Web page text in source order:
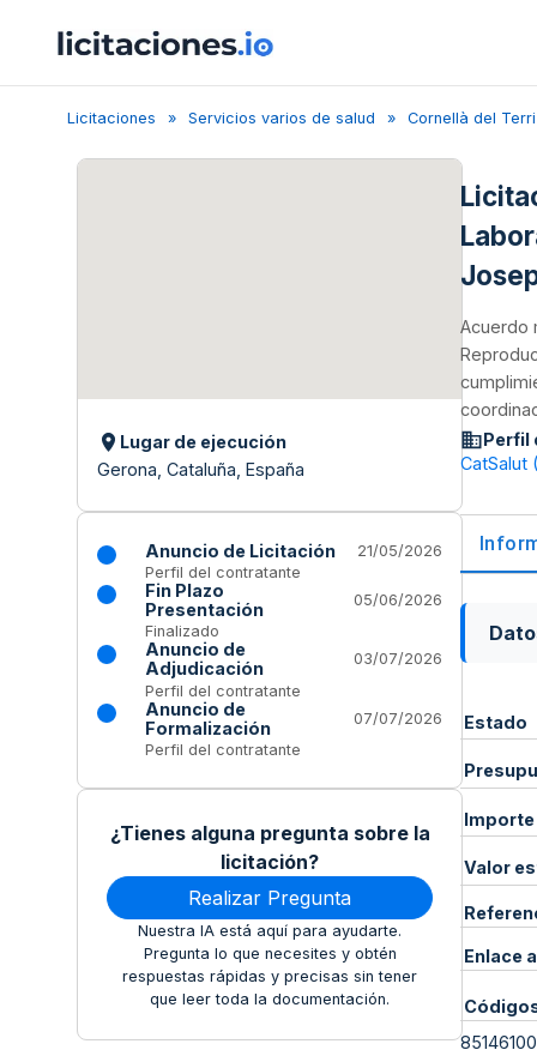
Licitaciones Servicios varios de salud Cornellà del Terri
Lugar de ejecución
Gerona, Cataluña, España
Anuncio de Licitación
21/05/2026
Perfil del contratante
Fin Plazo
Presentación
05/06/2026
Finalizado
Anuncio de
Adjudicación
03/07/2026
Perfil del contratante
Anuncio de
Formalización
07/07/2026
Perfil del contratante
¿Tienes alguna pregunta sobre la
licitación?
Realizar Pregunta
Nuestra IA está aquí para ayudarte.
Pregunta lo que necesites y obtén
respuestas rápidas y precisas sin tener
que leer toda la documentación.
Acuerdo
Perfil
CatSalut
Estado
Valor
Enlace
85146100